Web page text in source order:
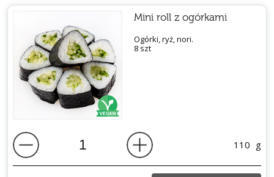
Mini roll z ogórkami
Ogórki, ryż, nori.
8 szt
110 g